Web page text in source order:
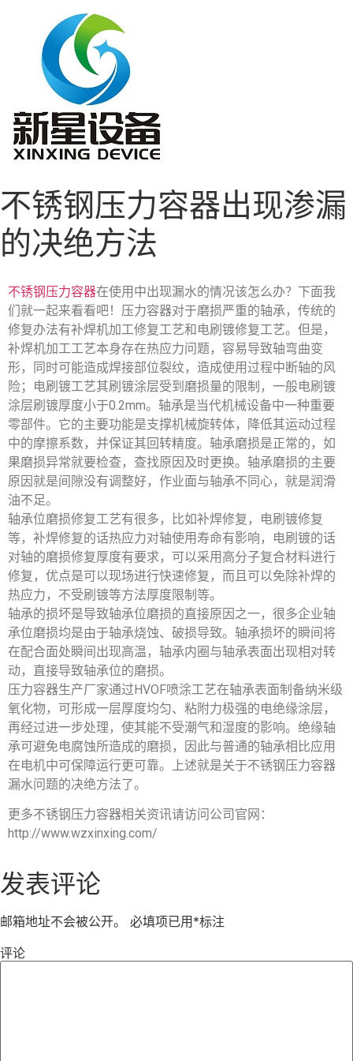
不锈钢压力容器出现渗漏
的决绝方法
不锈钢压力容器在使用中出现漏水的情况该怎么办？下面我
们就一起来看看吧！压力容器对于磨损严重的轴承，传统的
修复办法有补焊机加工修复工艺和电刷镀修复工艺。但是，
补焊机加工工艺本身存在热应力问题，容易导致轴弯曲变
形，同时可能造成焊接部位裂纹，造成使用过程中断轴的风
险；电刷镀工艺其刷镀涂层受到磨损量的限制，一般电刷镀
涂层刷镀厚度小于0.2mm。轴承是当代机械设备中一种重要
零部件。它的主要功能是支撑机械旋转体，降低其运动过程
中的摩擦系数，并保证其回转精度。轴承磨损是正常的，如
果磨损异常就要检查，查找原因及时更换。轴承磨损的主要
原因就是间隙没有调整好，作业面与轴承不同心，就是润滑
油不足。
轴承位磨损修复工艺有很多，比如补焊修复，电刷镀修复
等，补焊修复的话热应力对轴使用寿命有影响，电刷镀的话
对轴的磨损修复厚度有要求，可以采用高分子复合材料进行
修复，优点是可以现场进行快速修复，而且可以免除补焊的
热应力，不受刷镀等方法厚度限制等。
轴承的损坏是导致轴承位磨损的直接原因之一，很多企业轴
承位磨损均是由于轴承烧蚀、破损导致。轴承损坏的瞬间将
在配合面处瞬间出现高温，轴承内圈与轴承表面出现相对转
动，直接导致轴承位的磨损。
压力容器生产厂家通过HVOF喷涂工艺在轴承表面制备纳米级
氧化物，可形成一层厚度均匀、粘附力极强的电绝缘涂层，
再经过进一步处理，使其能不受潮气和湿度的影响。绝缘轴
承可避免电腐蚀所造成的磨损，因此与普通的轴承相比应用
在电机中可保障运行更可靠。上述就是关于不锈钢压力容器
漏水问题的决绝方法了。
更多不锈钢压力容器相关资讯请访问公司官网：
http://www.wzxinxing.com/
发表评论
邮箱地址不会被公开。 必填项已用*标注
评论